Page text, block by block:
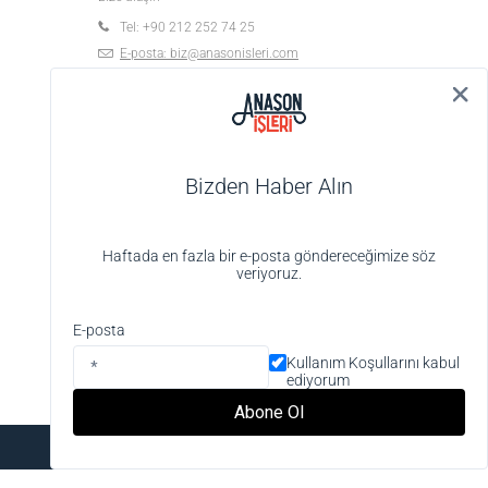
kullanıyoruz. Detaylı bilgiye
sayfamızdan erişebilirsiniz.
Tel: +90 212 252 74 25
E-posta: biz@anasonisleri.com
No:4 K:1 D:4, 34363 Şişli-İstanbul
Bizden Haber Alın
Haftada en fazla bir e-posta göndereceğimize söz
veriyoruz.
E-posta
Kullanım Koşullarını kabul
ediyorum
Abone Ol